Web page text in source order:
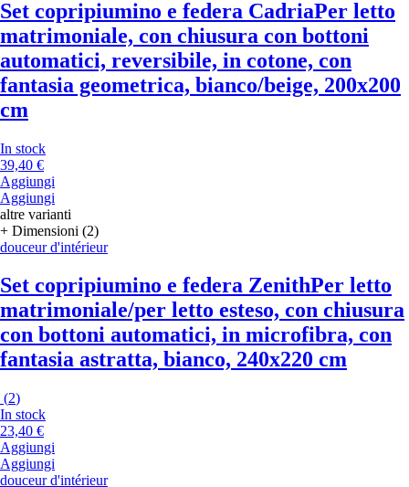
Set copripiumino e federa CadriaPer letto
matrimoniale, con chiusura con bottoni
automatici, reversibile, in cotone, con
fantasia geometrica, bianco/beige, 200x200
cm
In stock
39,40 €
Aggiungi
Aggiungi
altre varianti
+ Dimensioni (2)
douceur d'intérieur
Set copripiumino e federa ZenithPer letto
matrimoniale/per letto esteso, con chiusura
con bottoni automatici, in microfibra, con
fantasia astratta, bianco, 240x220 cm
(2)
In stock
23,40 €
Aggiungi
Aggiungi
douceur d'intérieur